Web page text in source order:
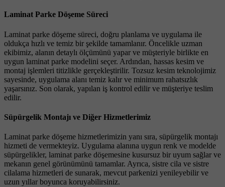
Laminat Parke Döşeme Süreci
Laminat parke döşeme süreci, doğru planlama ve uygulama ile
oldukça hızlı ve temiz bir şekilde tamamlanır. Öncelikle uzman
ekibimiz, alanın detaylı ölçümünü yapar ve müşteriyle birlikte en
uygun laminat parke modelini seçer. Ardından, hassas kesim ve
montaj işlemleri titizlikle gerçekleştirilir. Tozsuz kesim teknolojimiz
sayesinde, uygulama alanı temiz kalır ve minimum rahatsızlık
yaşarsınız. Son olarak, yapılan iş kontrol edilir ve müşteriye teslim
edilir.
Süpürgelik Montajı ve Diğer Hizmetlerimiz
Laminat parke döşeme hizmetlerimizin yanı sıra, süpürgelik montajı
hizmeti de vermekteyiz. Uygulama alanına uygun renk ve modelde
süpürgelikler, laminat parke döşemesine kusursuz bir uyum sağlar ve
mekanın genel görünümünü tamamlar. Ayrıca, sistre cila ve sistre
cilalama hizmetleri de sunarak, mevcut parkenizi yenileyebilir ve
uzun yıllar boyunca koruyabilirsiniz.